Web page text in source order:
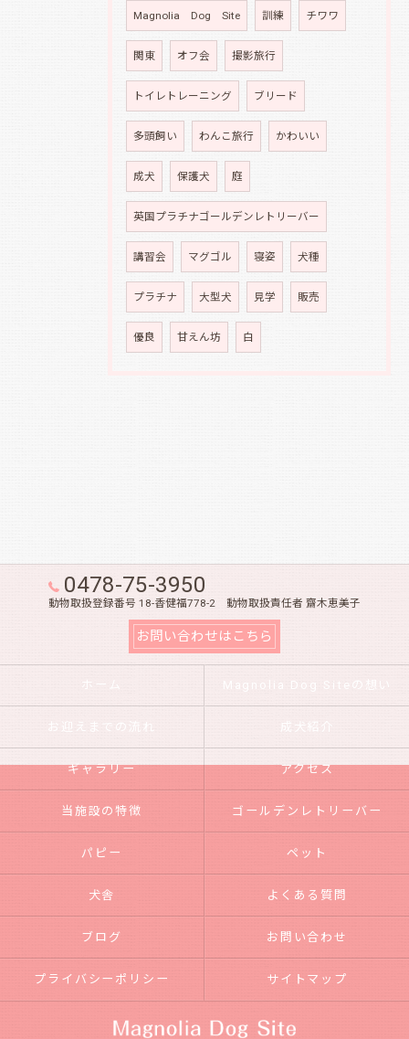
Magnolia Dog Site 訓練 チワワ
関東 オフ会 撮影旅行
トイレトレーニング ブリード
多頭飼い わんこ旅行 かわいい
成犬 保護犬 庭
英国プラチナゴールデンレトリーバー
講習会 マグゴル 寝姿 犬種
プラチナ 大型犬 見学 販売
優良 甘えん坊 白
0478-75-3950
動物取扱登録番号 18-香健福778-2 動物取扱責任者 齋木恵美子
お問い合わせはこちら
ホーム Magnolia Dog Siteの想い
お迎えまでの流れ 成犬紹介
ギャラリー アクセス
当施設の特徴 ゴールデンレトリーバー
パピー ペット
犬舎 よくある質問
ブログ お問い合わせ
プライバシーポリシー サイトマップ